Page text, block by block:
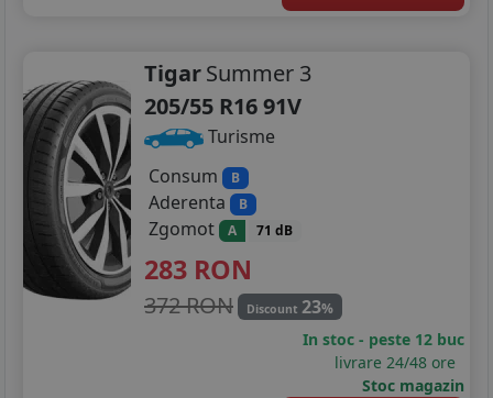
TigarSummer 3
205/55 R16 91V
Turisme
Consum
B
Aderenta B
Zgomot A 71 dB
283 RON
372 RON Discount 23%
In stoc - peste 12 buc
livrare 24/48 ore
Stoc magazin